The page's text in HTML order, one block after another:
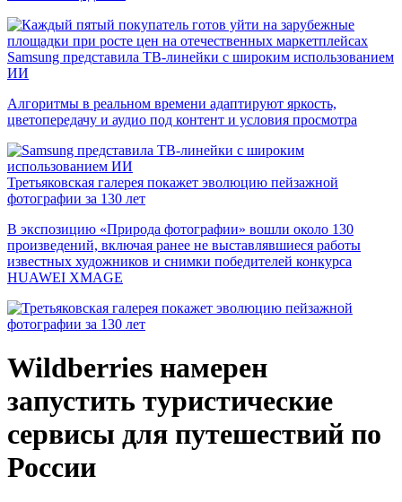
Samsung представила ТВ-линейки с широким использованием
ИИ
Алгоритмы в реальном времени адаптируют яркость,
цветопередачу и аудио под контент и условия просмотра
Третьяковская галерея покажет эволюцию пейзажной
фотографии за 130 лет
В экспозицию «Природа фотографии» вошли около 130
произведений, включая ранее не выставлявшиеся работы
известных художников и снимки победителей конкурса
HUAWEI XMAGE
Wildberries намерен
запустить туристические
сервисы для путешествий по
России